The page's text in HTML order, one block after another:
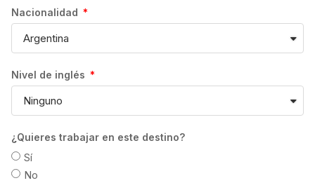
Estas podrán variar en función del número
de semanas contratadas, así como del perfil
de cada estudiante.
En todo caso, la devolución se efectuará en
Nacionalidad
Nivel de inglés
¿Quieres trabajar en este destino?
Sí
No